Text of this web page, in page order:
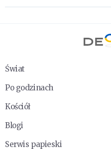
Świat
Po godzinach
Kościół
Blogi
Serwis papieski